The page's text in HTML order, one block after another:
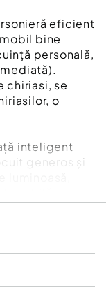
eficient
bine
personală,
chiriasi, se
o
inteligent
generos și
luminoasă,
și
mașină
depozitare.
pentru